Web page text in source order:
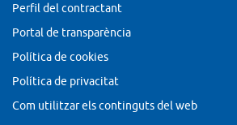
Perfil del contractant
Portal de transparència
Política de cookies
Política de privacitat
Com utilitzar els continguts del web